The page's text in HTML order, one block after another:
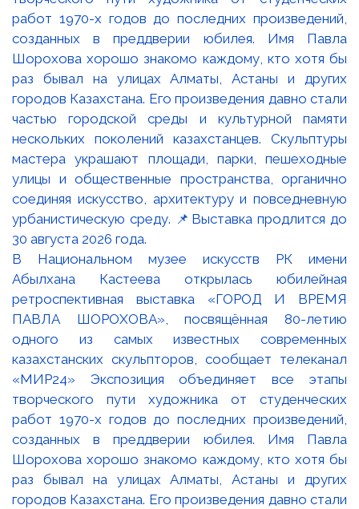
В Национальном музее искусств РК имени
Абылхана Кастеева открылась юбилейная
ретроспективная выставка «ГОРОД И ВРЕМЯ
ПАВЛА ШОРОХОВА», посвящённая 80-летию
одного из самых известных современных
казахстанских скульпторов, сообщает телеканал
«МИР24» Экспозиция объединяет все этапы
творческого пути художника от студенческих
работ 1970-х годов до последних произведений,
созданных в преддверии юбилея. Имя Павла
Шорохова хорошо знакомо каждому, кто хотя бы
раз бывал на улицах Алматы, Астаны и других
городов Казахстана. Его произведения давно стали